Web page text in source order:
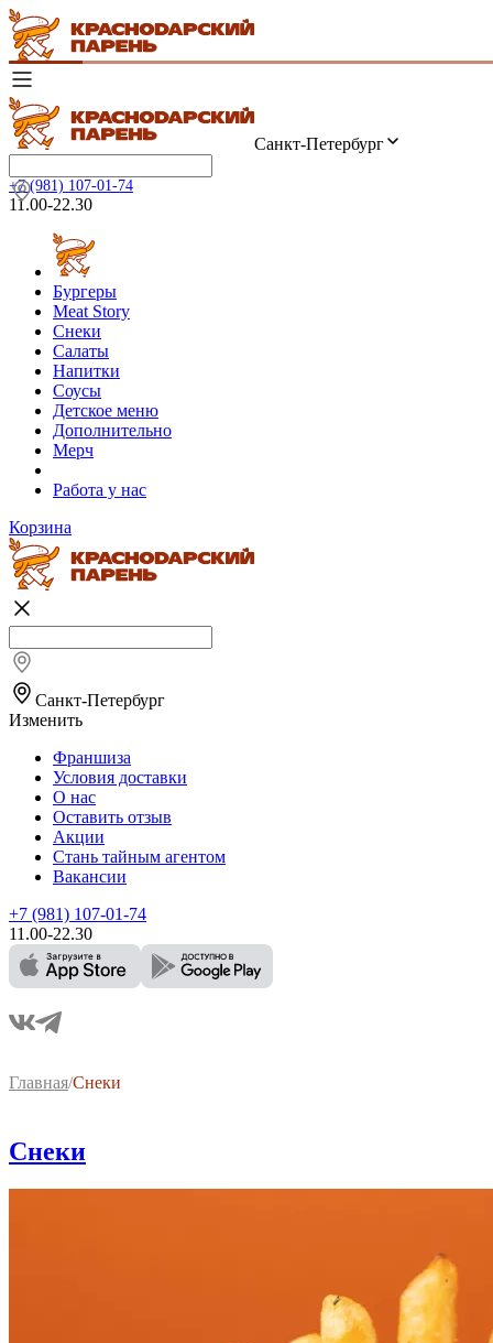
Санкт-Петербург
+7 (981) 107-01-74
11.00-22.30
Бургеры
Meat Story
Снеки
Салаты
Напитки
Соусы
Детское меню
Дополнительно
Мерч
Работа у нас
Корзина
Санкт-Петербург
Изменить
Франшиза
Условия доставки
О нас
Оставить отзыв
Акции
Стань тайным агентом
Вакансии
+7 (981) 107-01-74
11.00-22.30
Главная/Снеки
Снеки